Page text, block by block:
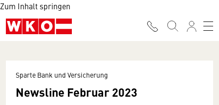
Zum Inhalt springen
Sparte Bank und Versicherung
Newsline Februar 2023